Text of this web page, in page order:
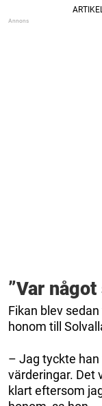
”Var
Fikan blev
honom till
– Jag tyckte han
värderingar. Det
klart eftersom